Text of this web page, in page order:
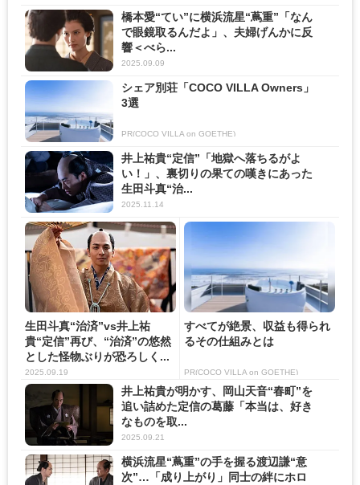
橋本愛“てい”に横浜流星“蔦重”「なん
で眼鏡取るんだよ」、夫婦げんかに反
響＜べら...
2025.09.09
シェア別荘「COCO VILLA Owners」
3選
PR(COCO VILLA on GOETHE)
井上祐貴“定信”「地獄へ落ちるがよ
い！」、裏切りの果ての嘆きにあった
生田斗真“治...
2025.11.14
生田斗真“治済”vs井上祐
貴“定信”再び、“治済”の悠然
とした怪物ぶりが恐ろしく...
2025.09.19
すべてが絶景、収益も得られ
るその仕組みとは
PR(COCO VILLA on GOETHE)
井上祐貴が明かす、岡山天音“春町”を
追い詰めた定信の葛藤「本当は、好き
なものを取...
2025.09.21
横浜流星“蔦重”の手を握る渡辺謙“意
次”…「成り上がり」同士の絆にホロ